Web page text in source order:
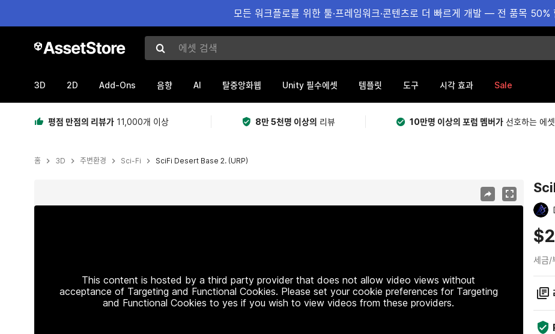
모든 워크플로를 위한 툴·프레임워크·콘텐츠로 더 빠르게 개발 — 전 품목 50%
에셋 검색
3D 2D Add-Ons 음향 AI 탈중앙화웹 Unity 필수에셋 템플릿 도구 시각 효과 Sale
평점 만점의 리뷰가 11,000개 이상 8만 5천명 이상의 리뷰 10만명 이상의 포럼 멤버가 선호하는 에셋
홈 3D 주변환경 Sci-Fi SciFi Desert Base 2. (URP)
This content is hosted by a third party provider that does not allow video views without
acceptance of Targeting and Functional Cookies. Please set your cookie preferences for Targeting
and Functional Cookies to yes if you wish to view videos from these providers.
세금/